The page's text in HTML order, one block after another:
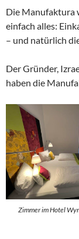
Die Manufaktura
einfach alles:
– und natürlich
Der Gründer,
haben die
Zimmer im Hotel